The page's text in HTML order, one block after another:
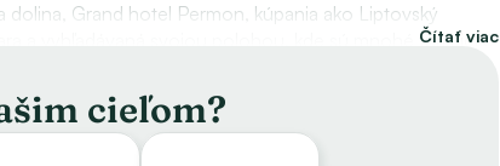
Grand hotel Permon, kúpania ako Liptovský
a vyhľadávaná svojou polohou, kde sú mnohé turistické
zariadením,
Čítať viac
cieľom?